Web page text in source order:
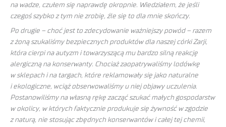
na wadze, czułem się naprawdę okropnie. Wiedziałem, że jeśli
czegoś szybko z tym nie zrobię, źle się to dla mnie skończy.
Po drugie – choć jest to zdecydowanie ważniejszy powód – razem
z żoną szukaliśmy bezpiecznych produktów dla naszej córki Zarji,
która cierpi na autyzm i towarzyszącą mu bardzo silną reakcję
alergiczną na konserwanty. Chociaż zaopatrywaliśmy lodówkę
w sklepach i na targach, które reklamowały się jako naturalne
i ekologiczne, wciąż obserwowaliśmy u niej objawy uczulenia.
Postanowiliśmy na własną rękę zacząć szukać małych gospodarstw
w okolicy, w których faktycznie produkuje się żywność w zgodzie
z naturą, nie stosując zbędnych konserwantów i całej tej chemii,